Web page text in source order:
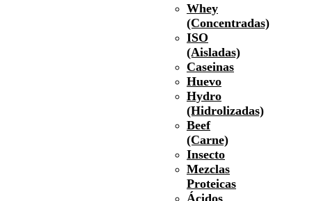
Whey
(Concentradas)
ISO
(Aisladas)
Caseinas
Huevo
Hydro
(Hidrolizadas)
Beef
(Carne)
Insecto
Mezclas
Proteicas
Ácidos